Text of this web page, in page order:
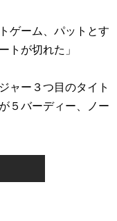
ゲーム、パットとす
トが切れた」
ャー３つ目のタイト
５バーディー、ノー